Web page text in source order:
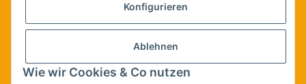
Konfigurieren
Ablehnen
Wie wir Cookies & Co nutzen